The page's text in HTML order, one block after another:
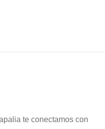
te conectamos con